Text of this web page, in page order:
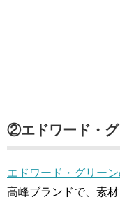
②エドワード・
エドワード・グリー
高峰ブランドで、素